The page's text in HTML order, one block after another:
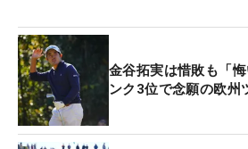
金谷拓実は惜敗も「
ンク3位で念願の欧州